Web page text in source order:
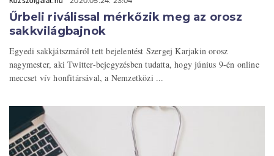
Űrbeli riválissal mérkőzik meg az orosz
sakkvilágbajnok
Egyedi sakkjátszmáról tett bejelentést Szergej Karjakin orosz
nagymester, aki Twitter-bejegyzésben tudatta, hogy június 9-én online
meccset vív honfitársával, a Nemzetközi ...